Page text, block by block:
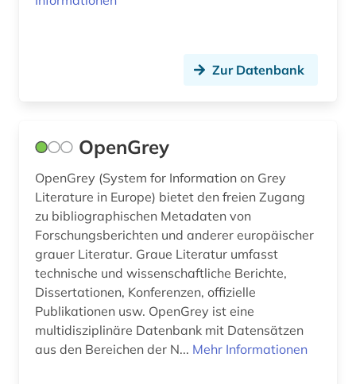
projekt (1)
publikationsserver (3)
pädagogik (1)
quelle (1)
recht (1)
rechtspolitik (1)
repositorium (2)
repository (2)
Zur Datenbank
OpenGrey
OpenGrey (System for Information on Grey
Literature in Europe) bietet den freien Zugang
zu bibliographischen Metadaten von
Forschungsberichten und anderer europäischer
grauer Literatur. Graue Literatur umfasst
technische und wissenschaftliche Berichte,
Dissertationen, Konferenzen, offizielle
Publikationen usw. OpenGrey ist eine
multidisziplinäre Datenbank mit Datensätzen
aus den Bereichen der N... Mehr Informationen